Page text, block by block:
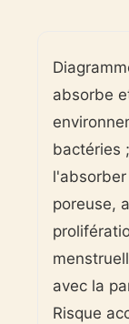
absorbe
bactéries
poreuse,
avec la
Risque